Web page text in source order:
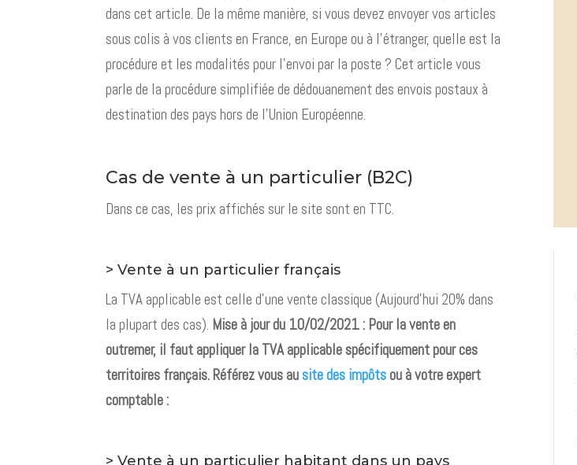
dans cet article. De la même manière, si vous devez envoyer vos articles
sous colis à vos clients en France, en Europe ou à l’étranger, quelle est la
procédure et les modalités pour l’envoi par la poste ? Cet article vous
parle de la procédure simplifiée de dédouanement des envois postaux à
destination des pays hors de l’Union Européenne.
Cas de vente à un particulier (B2C)
Dans ce cas, les prix affichés sur le site sont en TTC.
> Vente à un particulier français
La TVA applicable est celle d’une vente classique (Aujourd’hui 20% dans
la plupart des cas). Mise à jour du 10/02/2021 : Pour la vente en
outremer, il faut appliquer la TVA applicable spécifiquement pour ces
territoires français. Référez vous ausite des impôtsou à votre expert
comptable :
> Vente à un particulier habitant dans un pays